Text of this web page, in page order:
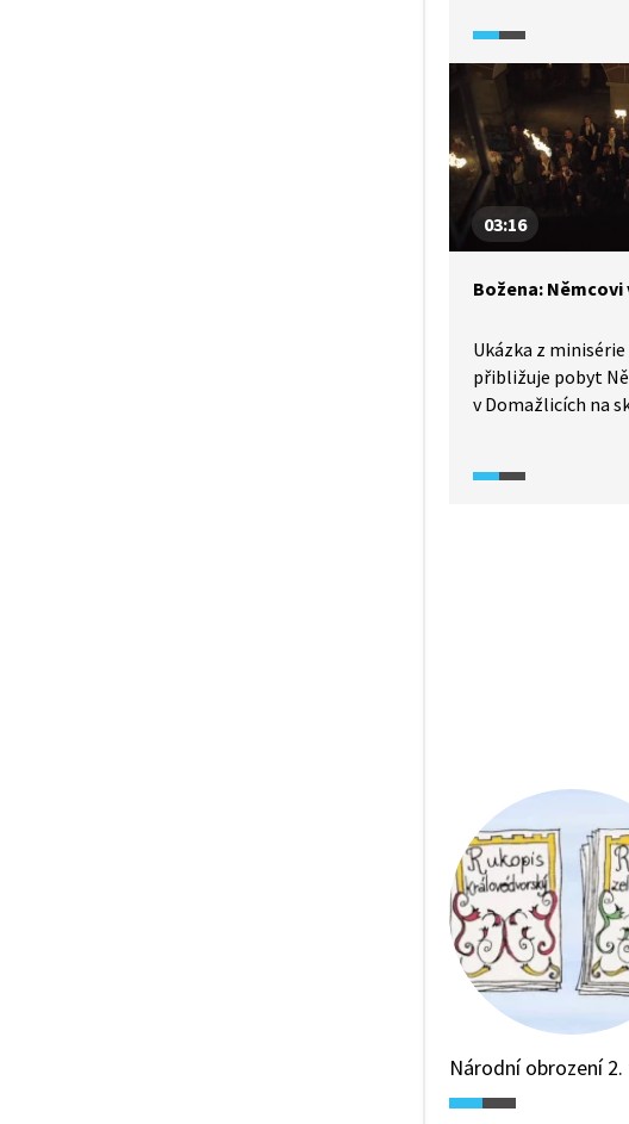
Kateřina Zaháňská
Vysvědčení o
vyjadřuje souhlas
sňatkem.
03:16
Božena:
Ukázka z
přibližuje pobyt
v Domažlicích na
nevzbudilo. Svými
Národní obrození